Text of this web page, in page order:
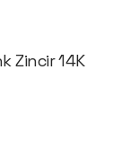
Zincir 14K